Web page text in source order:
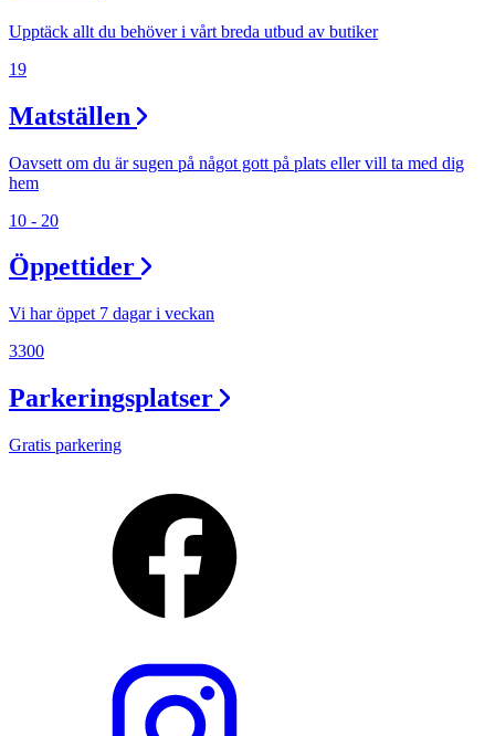
Upptäck allt du behöver i vårt breda utbud av butiker
19
Matställen
Oavsett om du är sugen på något gott på plats eller vill ta med dig
hem
10 - 20
Öppettider
Vi har öppet 7 dagar i veckan
3300
Parkeringsplatser
Gratis parkering